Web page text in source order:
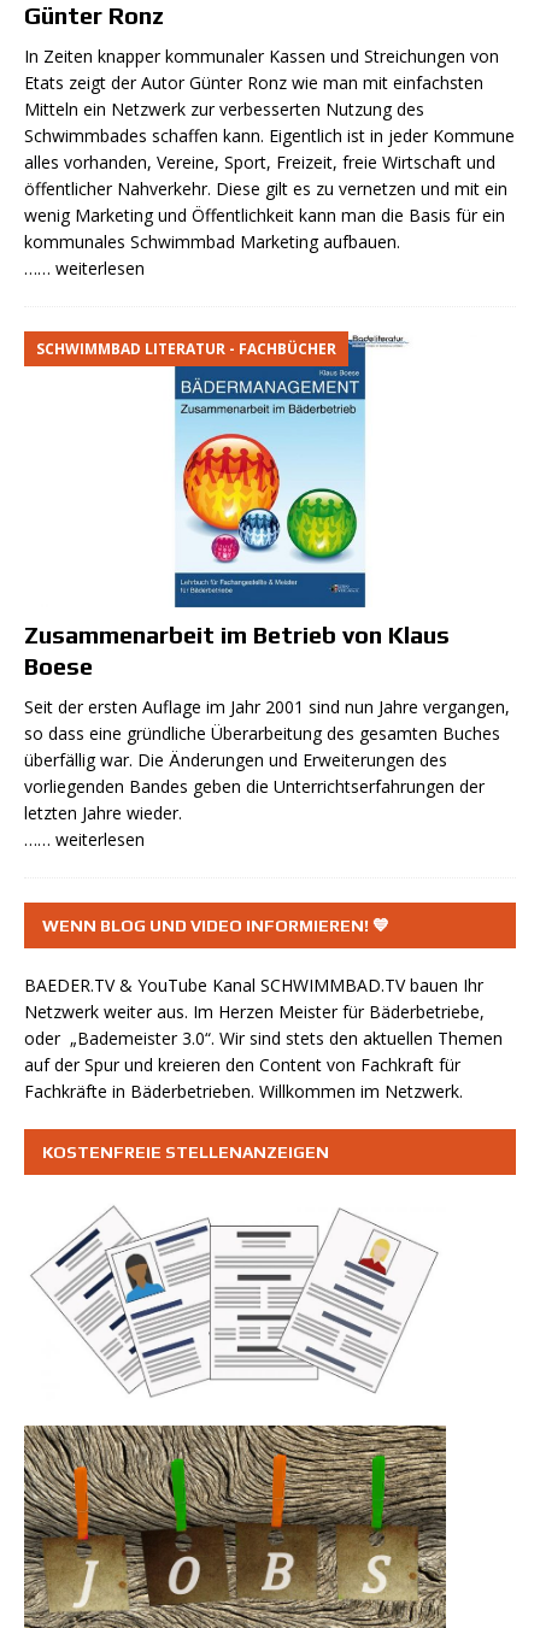
Günter Ronz
In Zeiten knapper kommunaler Kassen und Streichungen von
Etats zeigt der Autor Günter Ronz wie man mit einfachsten
Mitteln ein Netzwerk zur verbesserten Nutzung des
Schwimmbades schaffen kann. Eigentlich ist in jeder Kommune
alles vorhanden, Vereine, Sport, Freizeit, freie Wirtschaft und
öffentlicher Nahverkehr. Diese gilt es zu vernetzen und mit ein
wenig Marketing und Öffentlichkeit kann man die Basis für ein
kommunales Schwimmbad Marketing aufbauen.
…… weiterlesen
SCHWIMMBAD LITERATUR - FACHBÜCHER
Zusammenarbeit im Betrieb von Klaus
Boese
Seit der ersten Auflage im Jahr 2001 sind nun Jahre vergangen,
so dass eine gründliche Überarbeitung des gesamten Buches
überfällig war. Die Änderungen und Erweiterungen des
vorliegenden Bandes geben die Unterrichtserfahrungen der
letzten Jahre wieder.
…… weiterlesen
WENN BLOG UND VIDEO INFORMIEREN! 💙
BAEDER.TV & YouTube Kanal SCHWIMMBAD.TVbauen Ihr
Netzwerk weiter aus. Im Herzen Meister für Bäderbetriebe,
oder „Bademeister 3.0“. Wir sind stets den aktuellen Themen
auf der Spur und kreieren den Content von Fachkraft für
Fachkräfte in Bäderbetrieben. Willkommen im Netzwerk.
KOSTENFREIE STELLENANZEIGEN